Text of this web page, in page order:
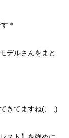
＊
デルさんをまと
てきてますね(; ;)